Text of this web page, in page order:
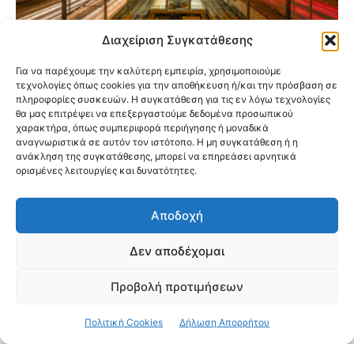
Διαχείριση Συγκατάθεσης
Για να παρέχουμε την καλύτερη εμπειρία, χρησιμοποιούμε
τεχνολογίες όπως cookies για την αποθήκευση ή/και την πρόσβαση σε
πληροφορίες συσκευών. Η συγκατάθεση για τις εν λόγω τεχνολογίες
θα μας επιτρέψει να επεξεργαστούμε δεδομένα προσωπικού
χαρακτήρα, όπως συμπεριφορά περιήγησης ή μοναδικά
αναγνωριστικά σε αυτόν τον ιστότοπο. Η μη συγκατάθεση ή η
ανάκληση της συγκατάθεσης, μπορεί να επηρεάσει αρνητικά
ορισμένες λειτουργίες και δυνατότητες.
Αποδοχή
Δεν αποδέχομαι
Προβολή προτιμήσεων
Πολιτική Cookies Δήλωση Απορρήτου
Προαστιακός: Αναβαθμίζονται 5 σταθμοί
στην Αττική – Οι αλλαγές που έρχονται για
τους επιβάτες